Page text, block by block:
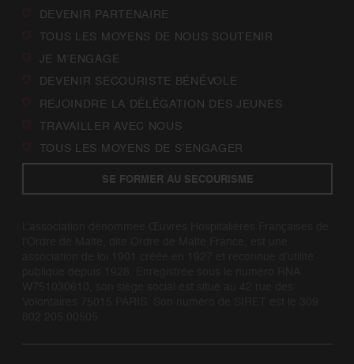
DEVENIR PARTENAIRE
TOUS LES MOYENS DE NOUS SOUTENIR
JE M’ENGAGE
DEVENIR SECOURISTE BÉNÉVOLE
REJOINDRE LA DÉLÉGATION DES JEUNES
TRAVAILLER AVEC NOUS
TOUS LES MOYENS DE S’ENGAGER
SE FORMER AU SECOURISME